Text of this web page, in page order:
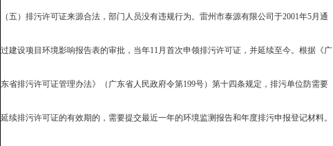
（五）排污许可证来源合法，部门人员没有违规行为。雷州市泰源有限公司于2001年5月通
过建设项目环境影响报告表的审批，当年11月首次申领排污许可证，并延续至今。根据《广
东省排污许可证管理办法》（广东省人民政府令第199号）第十四条规定，排污单位防需要
延续排污许可证的有效期的，需要提交最近一年的环境监测报告和年度排污申报登记材料。